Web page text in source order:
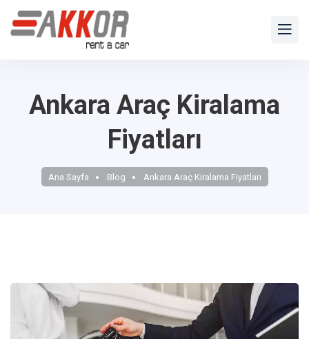
Ankara Araç Kiralama
Fiyatları
Ana Sayfa Blog Ankara Araç Kiralama Fiyatları